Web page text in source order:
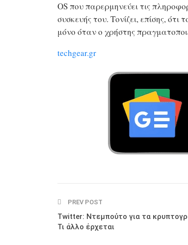
OS που παρερμηνεύει τις
συσκευής του. Τονίζει, επίσης,
μόνο όταν ο χρήστης
techgear.gr
PREV POST
Twitter: Ντεμπούτο για τα
Τι άλλο έρχεται